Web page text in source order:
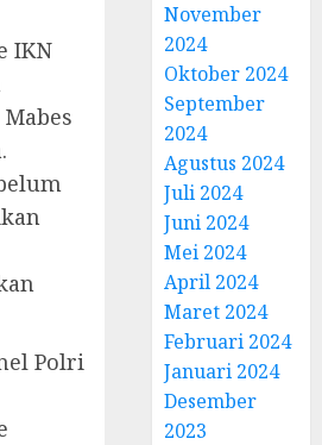
IKN
Polri
November
2024
Oktober 2024
September
2024
Agustus 2024
Juli 2024
Juni 2024
Mei 2024
April 2024
Maret 2024
Februari 2024
Januari 2024
Desember
2023